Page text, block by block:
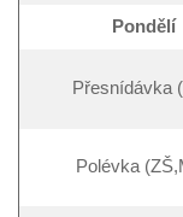
Pondělí
Přesnídávka
Polévka